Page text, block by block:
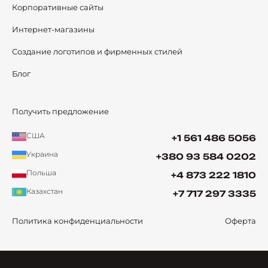
Корпоративные сайты
Интернет-магазины
Создание логотипов и фирменных стилей
Блог
Получить предложение
США +1 561 486 5056
Украина +380 93 584 0202
Польша +4 873 222 1810
Казахстан +7 717 297 3335
Политика конфиденциальности Оферта